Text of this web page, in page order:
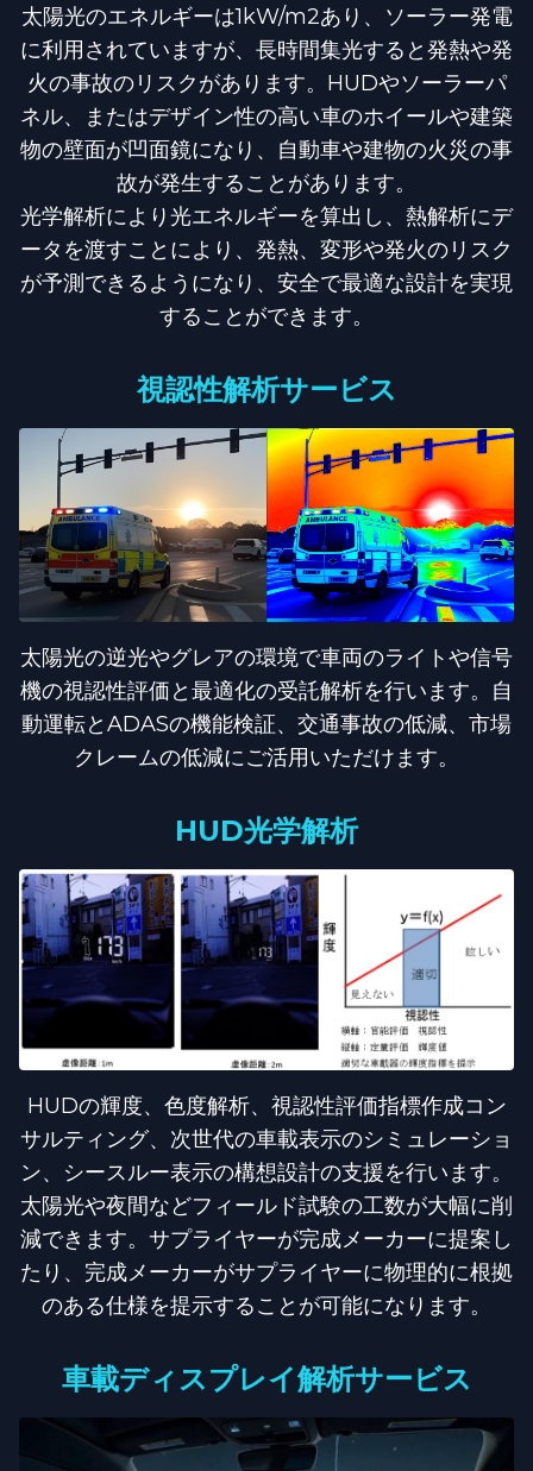
太陽光のエネルギーは1kW/m2あり、ソーラー発電
に利用されていますが、長時間集光すると発熱や発
火の事故のリスクがあります。HUDやソーラーパ
ネル、またはデザイン性の高い車のホイールや建築
物の壁面が凹面鏡になり、自動車や建物の火災の事
故が発生することがあります。
光学解析により光エネルギーを算出し、熱解析にデ
ータを渡すことにより、発熱、変形や発火のリスク
が予測できるようになり、安全で最適な設計を実現
することができます。
視認性解析サービス
太陽光の逆光やグレアの環境で車両のライトや信号
機の視認性評価と最適化の受託解析を行います。自
動運転とADASの機能検証、交通事故の低減、市場
クレームの低減にご活用いただけます。
HUD光学解析
HUDの輝度、色度解析、視認性評価指標作成コン
サルティング、次世代の車載表示のシミュレーショ
ン、シースルー表示の構想設計の支援を行います。
太陽光や夜間などフィールド試験の工数が大幅に削
減できます。サプライヤーが完成メーカーに提案し
たり、完成メーカーがサプライヤーに物理的に根拠
のある仕様を提示することが可能になります。
車載ディスプレイ解析サービス